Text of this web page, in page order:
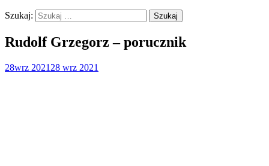
Szukaj:
Rudolf Grzegorz – porucznik
28wrz 2021 28 wrz 2021